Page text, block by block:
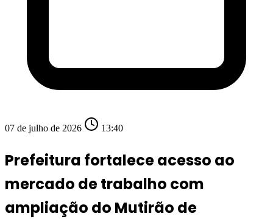
07 de julho de 2026 13:40
Prefeitura fortalece acesso ao
mercado de trabalho com
ampliação do Mutirão de